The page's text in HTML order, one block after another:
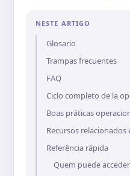
NESTE ARTIGO
Glosario
Trampas frecuentes
FAQ
Ciclo completo de la
Boas práticas
Recursos relacionados
Referência rápida
Quem puede